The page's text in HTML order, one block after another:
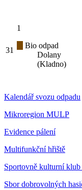
31
1
Bio odpad
Dolany
(Kladno)
Kalendář svozu odpadu
Mikroregion MULP
Evidence pálení
Multifunkční hřiště
Sportovně kulturní
Sbor dobrovolných